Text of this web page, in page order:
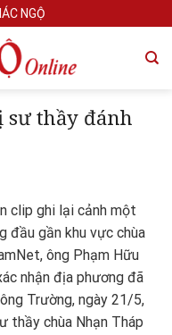
NGỘ
sư thầy đánh
clip ghi lại cảnh một
đầu gần khu vực chùa
ông Phạm Hữu
nhận địa phương đã
Trường, ngày 21/5,
thầy chùa Nhạn Tháp